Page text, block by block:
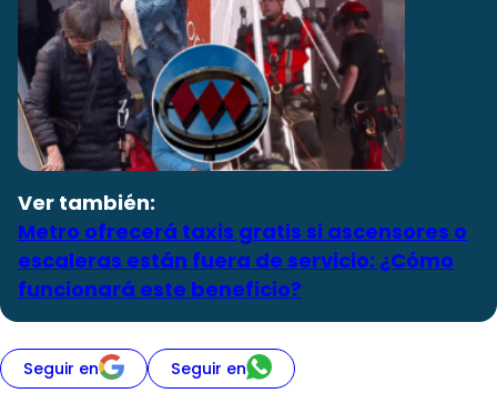
Ver también:
Metro ofrecerá taxis gratis si ascensores o
escaleras están fuera de servicio: ¿Cómo
funcionará este beneficio?
Seguir en Seguir en